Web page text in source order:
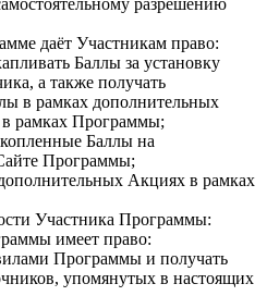
даёт Участникам право:
Баллы за установку
а также получать
в рамках дополнительных
рамках Программы;
Баллы на
Программы;
Акциях в рамках
Участника Программы:
имеет право:
Программы и получать
упомянутых в настоящих